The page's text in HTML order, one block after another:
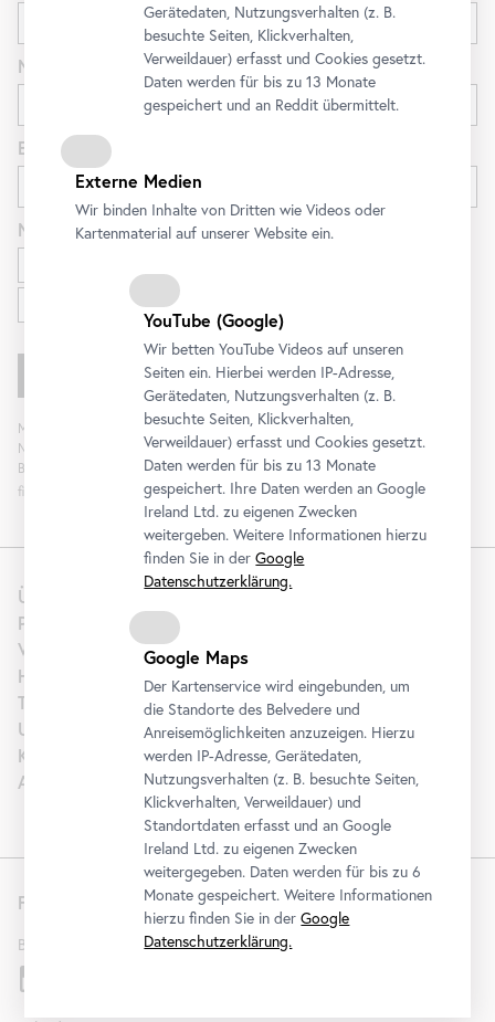
Über uns
Presse
Vermietung
Hochzeit
Tourism | B2B
Unterstützen
Karriere
Artothek
Folgen Sie uns
Belvedere
Nachname
E-Mail
Newsletterfür
Mit „Registrieren“ stimmen Sie der Verarbeitung Ihrer Daten sowie Analyse der
Newsletterinteraktion zum Zweck der Newsletterzusendung durch das
Belvedere zu. Die Einwilligung kann widerrufen werden. Weitere Informationen
finden Sie
Gerätedaten, Nutzungsverhalten (z. B.
besuchte Seiten, Klickverhalten,
Verweildauer) erfasst und Cookies gesetzt.
Daten werden für bis zu 13 Monate
gespeichert und an Reddit übermittelt.
Externe Medien
Wir binden Inhalte von Dritten wie Videos oder
Kartenmaterial auf unserer Website ein.
YouTube (Google)
Wir bettenYouTube Videos auf unseren
Seiten ein. Hierbei werden IP-Adresse,
Gerätedaten, Nutzungsverhalten (z. B.
besuchte Seiten, Klickverhalten,
Verweildauer) erfasst und Cookies gesetzt.
Daten werden für bis zu 13 Monate
gespeichert. Ihre Daten werden an Google
Ireland Ltd. zu eigenen Zwecken
weitergeben. Weitere Informationen hierzu
finden Sie in derGoogle
Datenschutzerklärung.
Google Maps
Der Kartenservice wird eingebunden, um
die Standorte des Belvedere und
Anreisemöglichkeiten anzuzeigen. Hierzu
werden IP-Adresse, Gerätedaten,
Nutzungsverhalten (z. B. besuchte Seiten,
Klickverhalten, Verweildauer) und
Standortdaten erfasst und an Google
Ireland Ltd. zu eigenen Zwecken
weitergegeben. Daten werden für bis zu 6
Monate gespeichert. Weitere Informationen
hierzu finden Sie in derGoogle
Datenschutzerklärung.